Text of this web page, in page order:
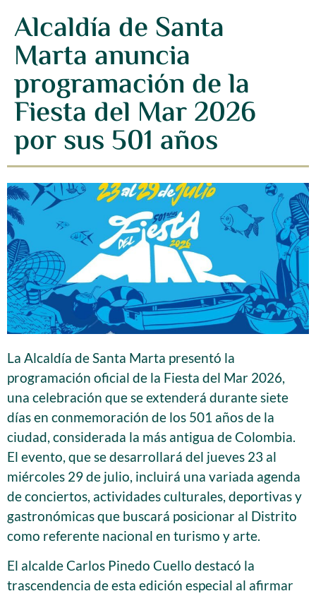
Alcaldía de Santa
Marta anuncia
programación de la
Fiesta del Mar 2026
por sus 501 años
La Alcaldía de Santa Marta presentó la
programación oficial de la Fiesta del Mar 2026,
una celebración que se extenderá durante siete
días en conmemoración de los 501 años de la
ciudad, considerada la más antigua de Colombia.
El evento, que se desarrollará del jueves 23 al
miércoles 29 de julio, incluirá una variada agenda
de conciertos, actividades culturales, deportivas y
gastronómicas que buscará posicionar al Distrito
como referente nacional en turismo y arte.
El alcalde Carlos Pinedo Cuello destacó la
trascendencia de esta edición especial al afirmar